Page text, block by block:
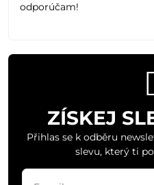
odporúčam!
ZÍSKEJ
Přihlas se k odběru
slevu, který ti